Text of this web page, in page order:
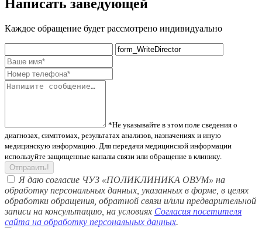
Написать заведующей
Каждое обращение будет рассмотрено индивидуально
*Не указывайте в этом поле сведения о
диагнозах, симптомах, результатах анализов, назначениях и иную
медицинскую информацию. Для передачи медицинской информации
используйте защищенные каналы связи или обращение в клинику.
Отправить!
Я даю согласие ЧУЗ «ПОЛИКЛИНИКА ОВУМ» на
обработку персональных данных, указанных в форме, в целях
обработки обращения, обратной связи и/или предварительной
записи на консультацию, на условиях Согласия посетителя
сайта на обработку персональных данных.